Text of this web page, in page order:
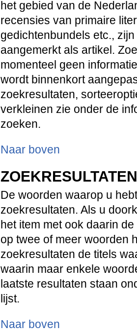
het gebied van de
recensies van primaire
gedichtenbundels etc.,
aangemerkt als artikel.
momenteel geen
wordt binnenkort
zoekresultaten,
verkleinen zie onder de
zoeken.
Naar boven
ZOEKRESULTATEN
De woorden waarop u
zoekresultaten. Als u
het item met ook daarin
op twee of meer woorden
zoekresultaten de titels
waarin maar enkele
laatste resultaten staan
lijst.
Naar boven